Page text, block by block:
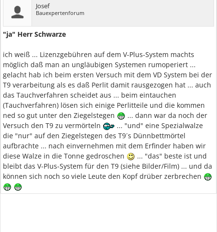
Josef
Bauexpertenforum
"ja" Herr Schwarze
ich weiß ... Lizenzgebühren auf dem V-Plus-System machts
möglich daß man an ungläubigen Systemen rumoperiert ...
gelacht hab ich beim ersten Versuch mit dem VD System bei der
T9 verarbeitung als es daß Perlit damit rausgezogen hat ... auch
das Tauchverfahren scheidet aus ... beim eintauchen
(Tauchverfahren) lösen sich einige Perlitteile und die kommen
ned so gut unter den Ziegelstegen
... dann war da noch der
Versuch den T9 zu vermörteln
... "und" eine Spezialwalze
die "nur" auf den Ziegelstegen des T9´s Dünnbettmörtel
aufbrachte ... nach einvernehmen mit dem Erfinder haben wir
diese Walze in die Tonne gedroschen
... "das" beste ist und
bleibt das V-Plus-System für den T9 (siehe Bilder/Film) ... und da
können sich noch so viele Leute den Kopf drüber zerbrechen